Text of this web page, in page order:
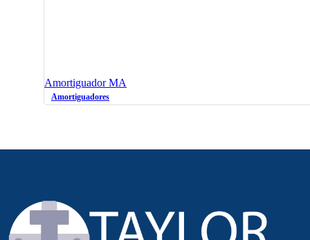
Amortiguador MA
Amortiguadores